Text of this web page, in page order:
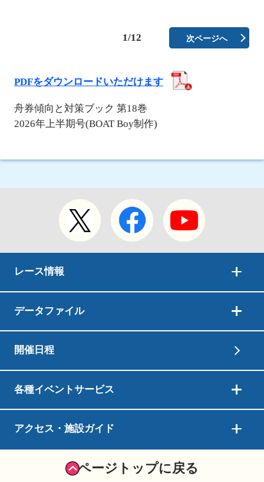
1/12 次ページへ
PDFをダウンロードいただけます
舟券傾向と対策ブック 第18巻
2026年上半期号(BOAT Boy制作)
レース情報
データファイル
開催日程
各種イベントサービス
アクセス・施設ガイド
ページトップに戻る